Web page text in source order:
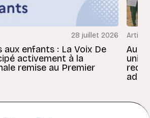
28 juillet 2026
enfants : La Voix De
activement à la
remise au Premier
Article
Au